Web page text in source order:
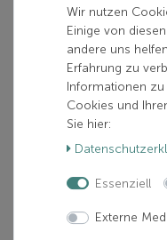
Artikelnummer: event-
Hersteller:
Zusätzliche
Wir nutzen
Einige von
andere uns
Erfahrung zu
Informationen
Cookies und
Sie hier:
Essenziell
Externe